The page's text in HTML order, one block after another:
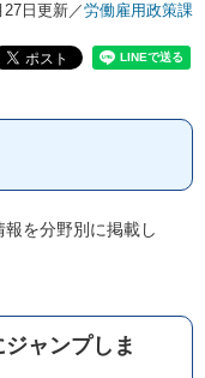
27日更新／労働雇用政策課
を分野別に掲載し
ャンプしま